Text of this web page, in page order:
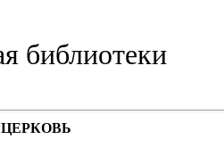
библиотеки